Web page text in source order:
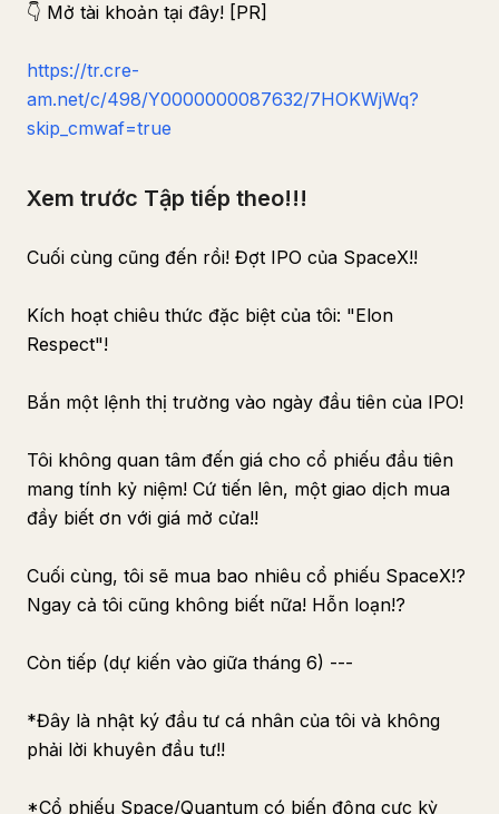
👇 Mở tài khoản tại đây! [PR]
https://tr.cre-
am.net/c/498/Y0000000087632/7HOKWjWq?
skip_cmwaf=true
Xem trước Tập tiếp theo!!!
Cuối cùng cũng đến rồi! Đợt IPO của SpaceX!!
Kích hoạt chiêu thức đặc biệt của tôi: "Elon
Respect"!
Bắn một lệnh thị trường vào ngày đầu tiên của IPO!
Tôi không quan tâm đến giá cho cổ phiếu đầu tiên
mang tính kỷ niệm! Cứ tiến lên, một giao dịch mua
đầy biết ơn với giá mở cửa!!
Cuối cùng, tôi sẽ mua bao nhiêu cổ phiếu SpaceX!?
Ngay cả tôi cũng không biết nữa! Hỗn loạn!?
Còn tiếp (dự kiến vào giữa tháng 6) ---
*Đây là nhật ký đầu tư cá nhân của tôi và không
phải lời khuyên đầu tư!!
*Cổ phiếu Space/Quantum có biến động cực kỳ